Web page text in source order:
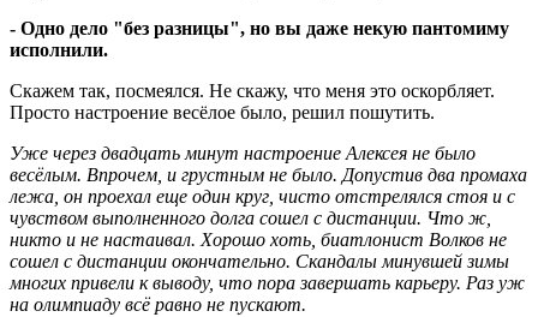
- Одно дело "без разницы", но вы даже некую пантомиму
исполнили.
Скажем так, посмеялся. Не скажу, что меня это оскорбляет.
Просто настроение весёлое было, решил пошутить.
Уже через двадцать минут настроение Алексея не было
весёлым. Впрочем, и грустным не было. Допустив два промаха
лежа, он проехал еще один круг, чисто отстрелялся стоя и c
чувством выполненного долга сошел с дистанции. Что ж,
никто и не настаивал. Хорошо хоть, биатлонист Волков не
сошел с дистанции окончательно. Скандалы минувшей зимы
многих привели к выводу, что пора завершать карьеру. Раз уж
на олимпиаду всё равно не пускают.